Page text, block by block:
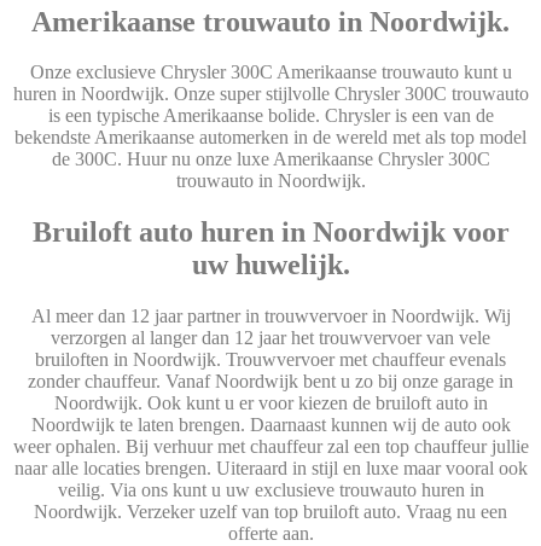
Amerikaanse trouwauto in Noordwijk.
Onze exclusieve Chrysler 300C Amerikaanse trouwauto kunt u
huren in Noordwijk. Onze super stijlvolle Chrysler 300C trouwauto
is een typische Amerikaanse bolide. Chrysler is een van de
bekendste Amerikaanse automerken in de wereld met als top model
de 300C. Huur nu onze luxe Amerikaanse Chrysler 300C
trouwauto in Noordwijk.
Bruiloft auto huren in Noordwijk voor
uw huwelijk.
Al meer dan 12 jaar partner in trouwvervoer in Noordwijk. Wij
verzorgen al langer dan 12 jaar het trouwvervoer van vele
bruiloften in Noordwijk. Trouwvervoer met chauffeur evenals
zonder chauffeur. Vanaf Noordwijk bent u zo bij onze garage in
Noordwijk. Ook kunt u er voor kiezen de bruiloft auto in
Noordwijk te laten brengen. Daarnaast kunnen wij de auto ook
weer ophalen. Bij verhuur met chauffeur zal een top chauffeur jullie
naar alle locaties brengen. Uiteraard in stijl en luxe maar vooral ook
veilig. Via ons kunt u uw exclusieve trouwauto huren in
Noordwijk. Verzeker uzelf van top bruiloft auto. Vraag nu een
offerte aan.